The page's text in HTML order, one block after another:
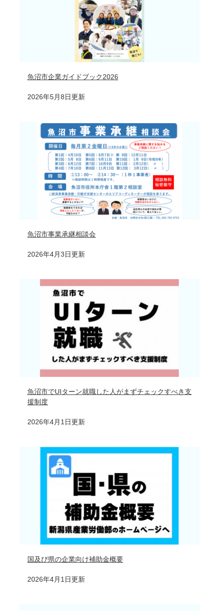
魚沼市企業ガイドブック2026
2026年5月8日更新
魚沼市事業承継相談会
2026年4月3日更新
魚沼市でUIターン就職した人がまずチェックすべき支
援制度
2026年4月1日更新
国及び県の企業向け補助金概要
2026年4月1日更新